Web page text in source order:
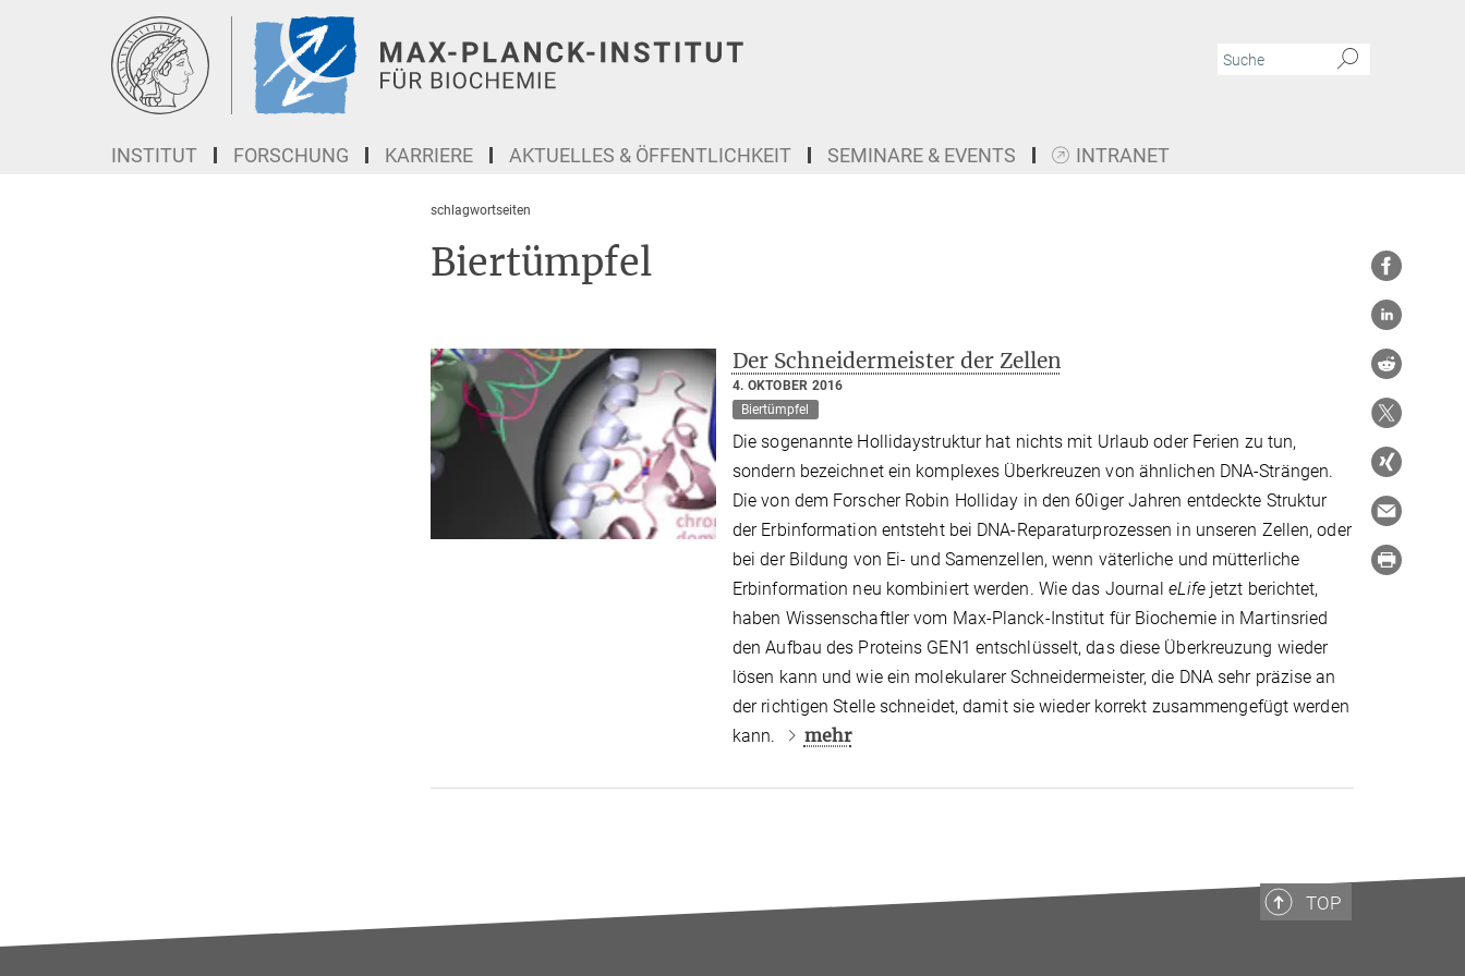
INSTITUT FORSCHUNG KARRIERE AKTUELLES & ÖFFENTLICHKEIT SEMINARE & EVENTS INTRANET
schlagwortseiten
Biertümpfel
Der Schneidermeister der Zellen
4. OKTOBER 2016
Biertümpfel
Die sogenannte Hollidaystruktur hat nichts mit Urlaub oder Ferien zu tun,
sondern bezeichnet ein komplexes Überkreuzen von ähnlichen DNA-Strängen.
Die von dem Forscher Robin Holliday in den 60iger Jahren entdeckte Struktur
der Erbinformation entsteht bei DNA-Reparaturprozessen in unseren Zellen, oder
bei der Bildung von Ei- und Samenzellen, wenn väterliche und mütterliche
Erbinformation neu kombiniert werden. Wie das JournaleLifejetzt berichtet,
haben Wissenschaftler vom Max-Planck-Institut für Biochemie in Martinsried
den Aufbau des Proteins GEN1 entschlüsselt, das diese Überkreuzung wieder
lösen kann und wie ein molekularer Schneidermeister, die DNA sehr präzise an
der richtigen Stelle schneidet, damit sie wieder korrekt zusammengefügt werden
kann.
mehr
TOP